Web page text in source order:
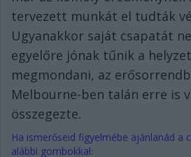
tervezett munkát el tudták
Ugyanakkor saját csapatát
egyelőre jónak tűnik a
megmondani, az
Melbourne-ben talán erre is
összegezte.
Ha ismerőseid figyelmébe ajánlanád a
alábbi gombokkal: